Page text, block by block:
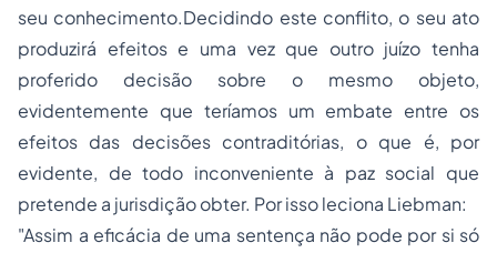
seu conhecimento.Decidindo este conflito, o seu ato
produzirá efeitos e uma vez que outro juízo tenha
proferido decisão sobre o mesmo objeto,
evidentemente que teríamos um embate entre os
efeitos das decisões contraditórias, o que é, por
evidente, de todo inconveniente à paz social que
pretende a jurisdição obter. Por isso leciona Liebman:
"Assim a eficácia de uma sentença não pode por si só